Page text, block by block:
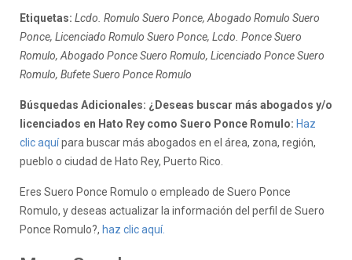
Etiquetas: Lcdo. Romulo Suero Ponce, Abogado Romulo Suero
Ponce, Licenciado Romulo Suero Ponce, Lcdo. Ponce Suero
Romulo, Abogado Ponce Suero Romulo, Licenciado Ponce Suero
Romulo, Bufete Suero Ponce Romulo
Búsquedas Adicionales: ¿Deseas buscar más abogados y/o
licenciados en Hato Rey como Suero Ponce Romulo: Haz
clic aquípara buscar más abogados en el área, zona, región,
pueblo o ciudad de Hato Rey, Puerto Rico.
Eres Suero Ponce Romulo o empleado de Suero Ponce
Romulo, y deseas actualizar la información del perfil de Suero
Ponce Romulo?, haz clic aquí.